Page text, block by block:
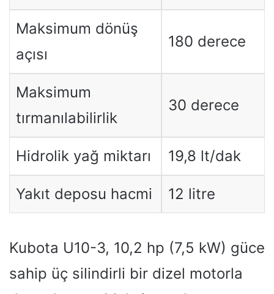
Maksimum dönüş
açısı
180 derece
Maksimum
tırmanılabilirlik
30 derece
Hidrolik yağ miktarı 19,8 lt/dak
Yakıt deposu hacmi 12 litre
Kubota U10-3, 10,2 hp (7,5 kW) güce
sahip üç silindirli bir dizel motorla